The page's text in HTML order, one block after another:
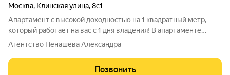
Москва, Клинская улица,8с1
Апартамент с высокой доходностью на 1 квадратный метр,
который работает на вас с 1 дня владения! В апартаменте
выполнен авторский ремонт с грамотным зонированием и
полностью укомплектован всем необходимым для жизни!
Арендой апартамента занимается
Агентство Ненашева Александра
Позвонить